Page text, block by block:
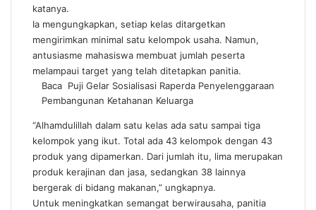
katanya.
Ia mengungkapkan, setiap kelas ditargetkan
mengirimkan minimal satu kelompok usaha. Namun,
antusiasme mahasiswa membuat jumlah peserta
melampaui target yang telah ditetapkan panitia.
Baca Puji Gelar Sosialisasi Raperda Penyelenggaraan
Pembangunan Ketahanan Keluarga
“Alhamdulillah dalam satu kelas ada satu sampai tiga
kelompok yang ikut. Total ada 43 kelompok dengan 43
produk yang dipamerkan. Dari jumlah itu, lima merupakan
produk kerajinan dan jasa, sedangkan 38 lainnya
bergerak di bidang makanan,” ungkapnya.
Untuk meningkatkan semangat berwirausaha, panitia